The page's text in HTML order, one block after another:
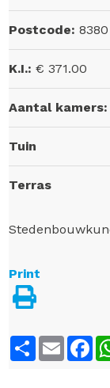
Postcode:8380
K.I.:€ 371.00
Aantal
Tuin
Terras
Print
ShareEmail